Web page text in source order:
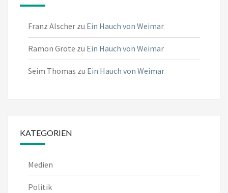
Franz Alscher zu Ein Hauch von Weimar
Ramon Grote zu Ein Hauch von Weimar
Seim Thomas zu Ein Hauch von Weimar
KATEGORIEN
Medien
Politik